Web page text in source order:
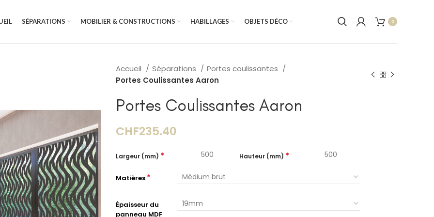
SÉPARATIONS MOBILIER & CONSTRUCTIONS HABILLAGES OBJETS DÉCO 0
Accueil Séparations
Portes coulissantes
Portes Coulissantes Aaron
Portes Coulissantes Aaron
CHF235.40
Largeur (mm) * Hauteur (mm) *
Matières *
Épaisseur du
panneau MDF